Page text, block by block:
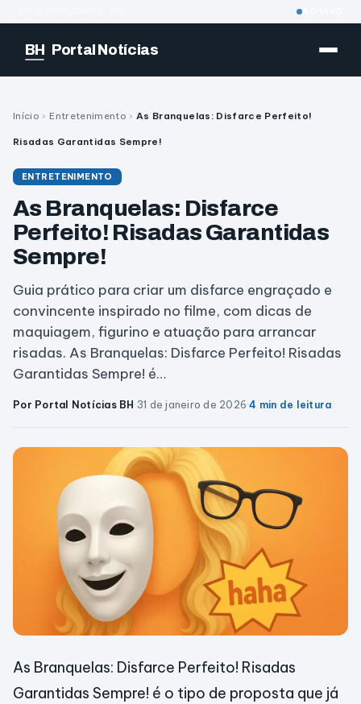
BH Portal Notícias
Início › Entretenimento › As Branquelas: Disfarce Perfeito!
Risadas Garantidas Sempre!
ENTRETENIMENTO
As Branquelas: Disfarce
Perfeito! Risadas Garantidas
Sempre!
Guia prático para criar um disfarce engraçado e
convincente inspirado no filme, com dicas de
maquiagem, figurino e atuação para arrancar
risadas. As Branquelas: Disfarce Perfeito! Risadas
Garantidas Sempre! é…
Por Portal Notícias BH·31 de janeiro de 2026·4 min de leitura
As Branquelas: Disfarce Perfeito! Risadas
Garantidas Sempre! é o tipo de proposta que já